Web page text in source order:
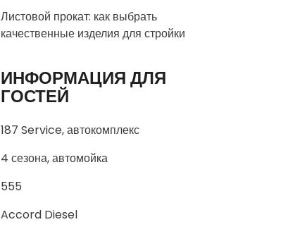
Листовой прокат: как выбрать
качественные изделия для стройки
ИНФОРМАЦИЯ ДЛЯ
ГОСТЕЙ
187 Service, автокомплекс
4 сезона, автомойка
555
Accord Diesel